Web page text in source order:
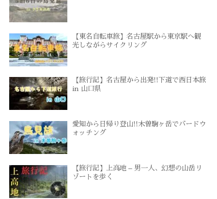
【東名自転車旅】名古屋駅から東京駅へ観
光しながらサイクリング
【旅行記】名古屋から出発!!下道で西日本旅
in 山口県
愛知から日帰り登山!!木曽駒ヶ岳でバードウ
ォッチング
【旅行記】上高地 – 男一人、幻想の山岳リ
ゾートを歩く